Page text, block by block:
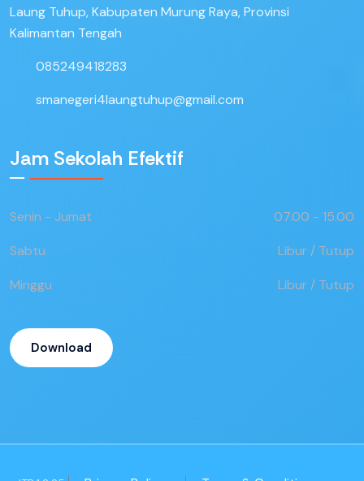
Laung Tuhup, Kabupaten Murung Raya, Provinsi
Kalimantan Tengah
085249418283
smanegeri4laungtuhup@gmail.com
Jam Sekolah Efektif
Senin - Jumat
07.00 - 15.00
Sabtu
Libur / Tutup
Minggu
Libur / Tutup
Download